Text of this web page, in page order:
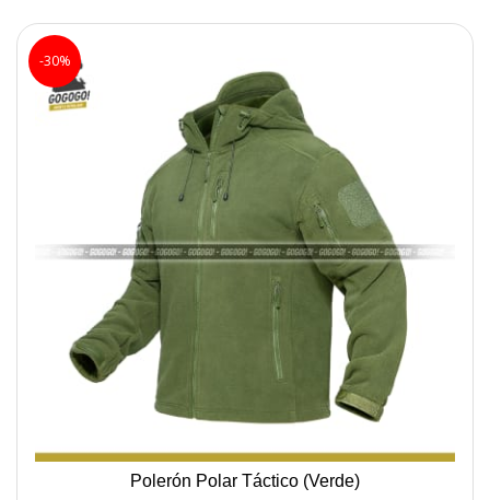
-30%
Polerón Polar Táctico (Verde)